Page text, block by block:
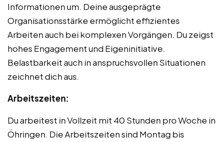
Informationen um. Deine ausgeprägte
Organisationsstärke ermöglicht effizientes
Arbeiten auch bei komplexen Vorgängen. Du zeigst
hohes Engagement und Eigeninitiative.
Belastbarkeit auch in anspruchsvollen Situationen
zeichnet dich aus.
Arbeitszeiten:
Du arbeitest in Vollzeit mit 40 Stunden pro Woche in
Öhringen. Die Arbeitszeiten sind Montag bis